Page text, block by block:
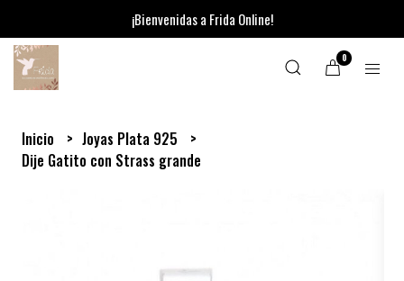
¡Bienvenidas a Frida Online!
0
Inicio
Joyas Plata 925
Dije Gatito con Strass grande